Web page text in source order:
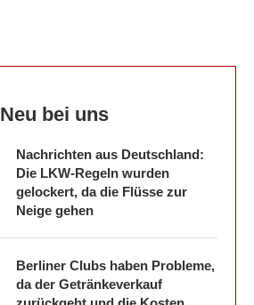
Neu bei uns
Nachrichten aus Deutschland:
Die LKW-Regeln wurden
gelockert, da die Flüsse zur
Neige gehen
Berliner Clubs haben Probleme,
da der Getränkeverkauf